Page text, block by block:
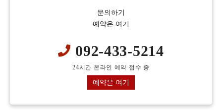
문의하기
예약은 여기
092-433-5214
24시간 온라인 예약 접수 중
예약은 여기